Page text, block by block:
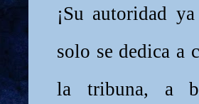
¡Su autoridad
solo se dedica a
la tribuna, a